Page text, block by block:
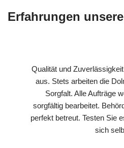
Erfahrungen
Qualität und
aus. Stets arbeiten die
Sorgfalt. Alle Aufträge
sorgfältig bearbeitet.
perfekt betreut. Testen Sie
sich